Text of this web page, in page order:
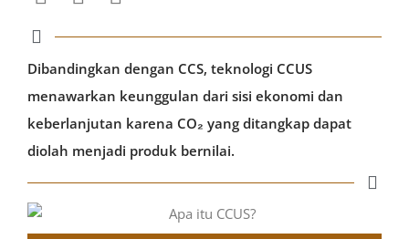
Dibandingkan dengan CCS, teknologi CCUS
menawarkan keunggulan dari sisi ekonomi dan
keberlanjutan karena CO₂ yang ditangkap dapat
diolah menjadi produk bernilai.